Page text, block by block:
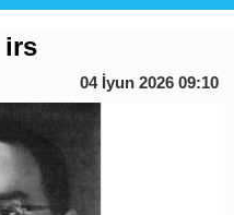
irs
04 İyun 2026 09:10